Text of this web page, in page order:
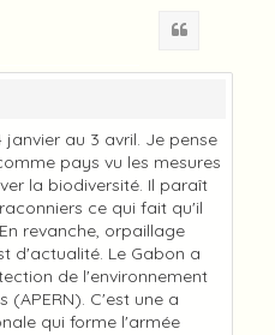
au 3 avril. Je pense
pays vu les mesures
la biodiversité. Il paraît
ce qui fait qu'il
revanche, orpaillage
d'actualité. Le Gabon a
de l'environnement
(APERN). C'est une a
qui forme l'armée